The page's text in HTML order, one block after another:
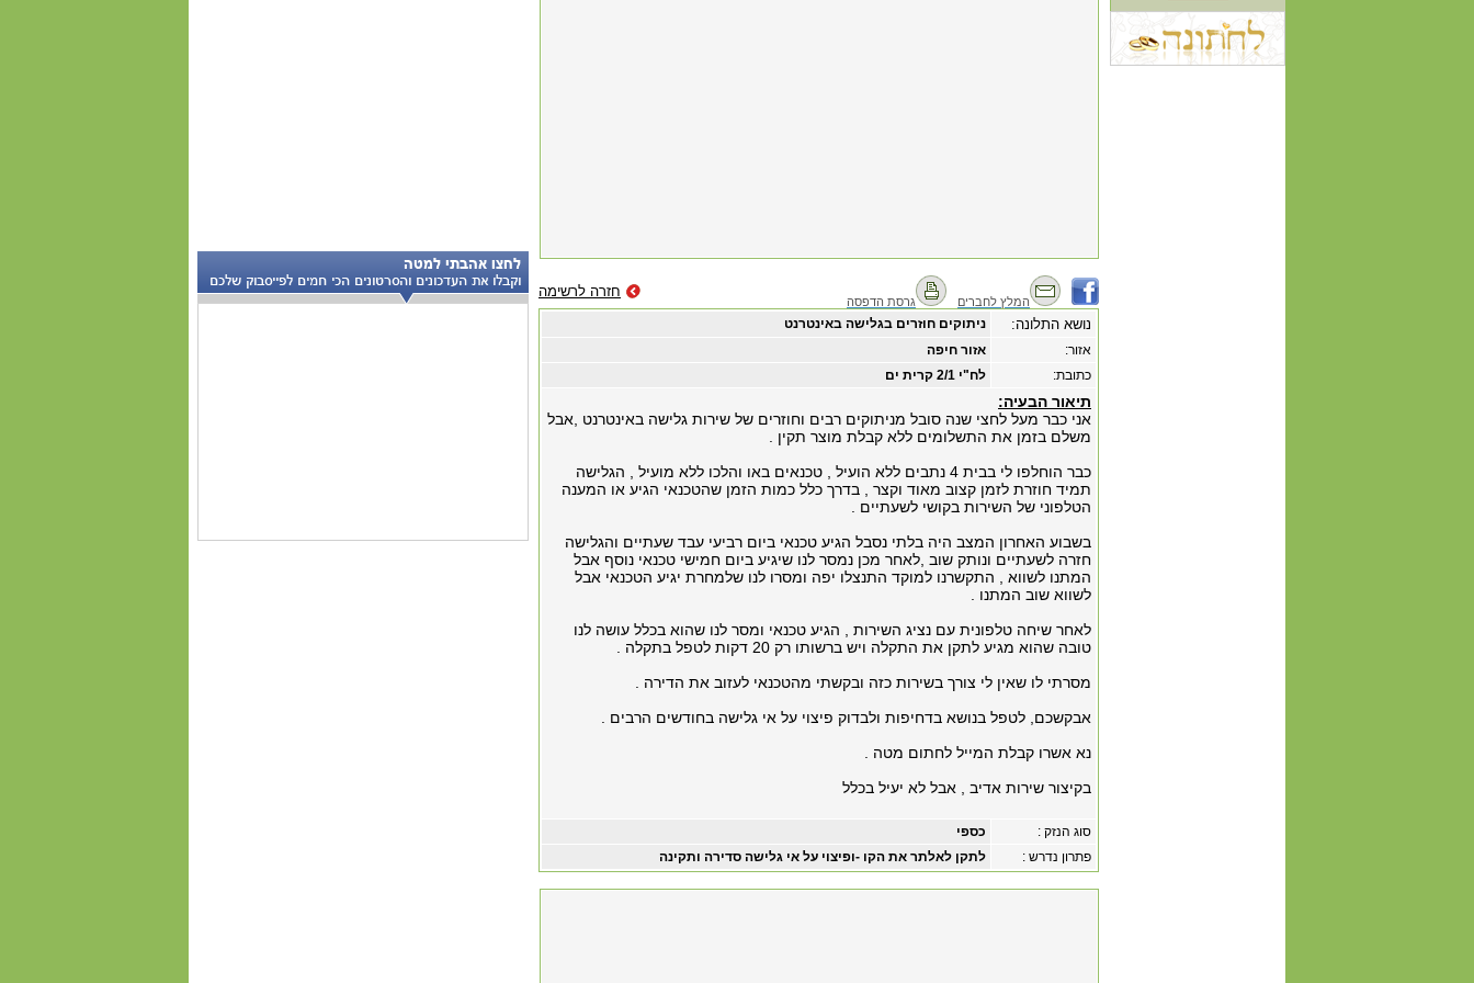
חזרה לרשימה
גרסת הדפסה המלץ לחברים
ניתוקים חוזרים בגלישה באינטרנט נושא התלונה:
אזור חיפה
אזור:
לח"י 2/1 קרית ים
כתובת:
תיאור הבעיה:
אני כבר מעל לחצי שנה סובל מניתוקים רבים וחוזרים של שירות גלישה באינטרנט ,אבל
משלם בזמן את התשלומים ללא קבלת מוצר תקין .
כבר הוחלפו לי בבית 4 נתבים ללא הועיל , טכנאים באו והלכו ללא מועיל , הגלישה
תמיד חוזרת לזמן קצוב מאוד וקצר , בדרך כלל כמות הזמן שהטכנאי הגיע או המענה
הטלפוני של השירות בקושי לשעתיים .
בשבוע האחרון המצב היה בלתי נסבל הגיע טכנאי ביום רביעי עבד שעתיים והגלישה
חזרה לשעתיים ונותק שוב ,לאחר מכן נמסר לנו שיגיע ביום חמישי טכנאי נוסף אבל
המתנו לשווא , התקשרנו למוקד התנצלו יפה ומסרו לנו שלמחרת יגיע הטכנאי אבל
לשווא שוב המתנו .
לאחר שיחה טלפונית עם נציג השירות , הגיע טכנאי ומסר לנו שהוא בכלל עושה לנו
טובה שהוא מגיע לתקן את התקלה ויש ברשותו רק 20 דקות לטפל בתקלה .
מסרתי לו שאין לי צורך בשירות כזה ובקשתי מהטכנאי לעזוב את הדירה .
אבקשכם, לטפל בנושא בדחיפות ולבדוק פיצוי על אי גלישה בחודשים הרבים .
נא אשרו קבלת המייל לחתום מטה .
בקיצור שירות אדיב , אבל לא יעיל בכלל
כספי
סוג הנזק :
לתקן לאלתר את הקו -ופיצוי על אי גלישה סדירה ותקינה
פתרון נדרש :